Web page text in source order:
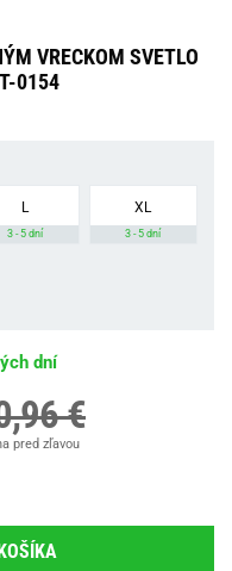
VRECKOM SVETLO
0154
L
3 - 5 dní
XL
3 - 5 dní
dní
€
pred zľavou